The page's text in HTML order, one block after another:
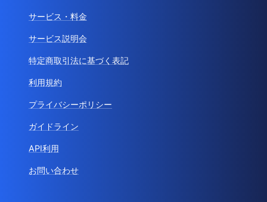
サービス・料金
サービス説明会
特定商取引法に基づく表記
利用規約
プライバシーポリシー
ガイドライン
API利用
お問い合わせ